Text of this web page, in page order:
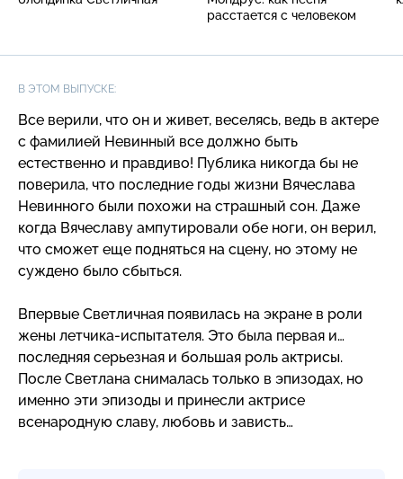
расстается с человеком
В ЭТОМ ВЫПУСКЕ:
Все верили, что он и живет, веселясь, ведь в актере
с фамилией Невинный все должно быть
естественно и правдиво! Публика никогда бы не
поверила, что последние годы жизни Вячеслава
Невинного были похожи на страшный сон. Даже
когда Вячеславу ампутировали обе ноги, он верил,
что сможет еще подняться на сцену, но этому не
суждено было сбыться.
Впервые Светличная появилась на экране в роли
жены летчика-испытателя. Это была первая и…
последняя серьезная и большая роль актрисы.
После Светлана снималась только в эпизодах, но
именно эти эпизоды и принесли актрисе
всенародную славу, любовь и зависть…